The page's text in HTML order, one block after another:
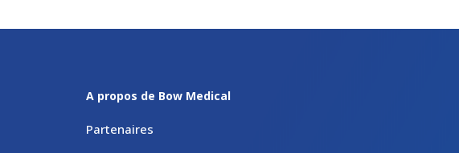
A propos de Bow Medical
Partenaires